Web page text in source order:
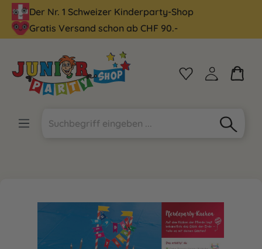
springen
Der Nr. 1 Schweizer Kinderparty-Shop
Gratis Versand schon ab CHF 90.-
Bildergalerie überspringen